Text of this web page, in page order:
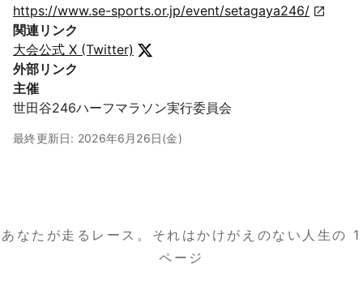
https://www.se-sports.or.jp/event/setagaya246/
関連リンク
大会公式 X (Twitter)
外部リンク
主催
世田谷246ハーフマラソン実行委員会
最終更新日: 2026年6月26日(金)
あなたが走るレース。 それはかけがえのない人生の 1
ページ